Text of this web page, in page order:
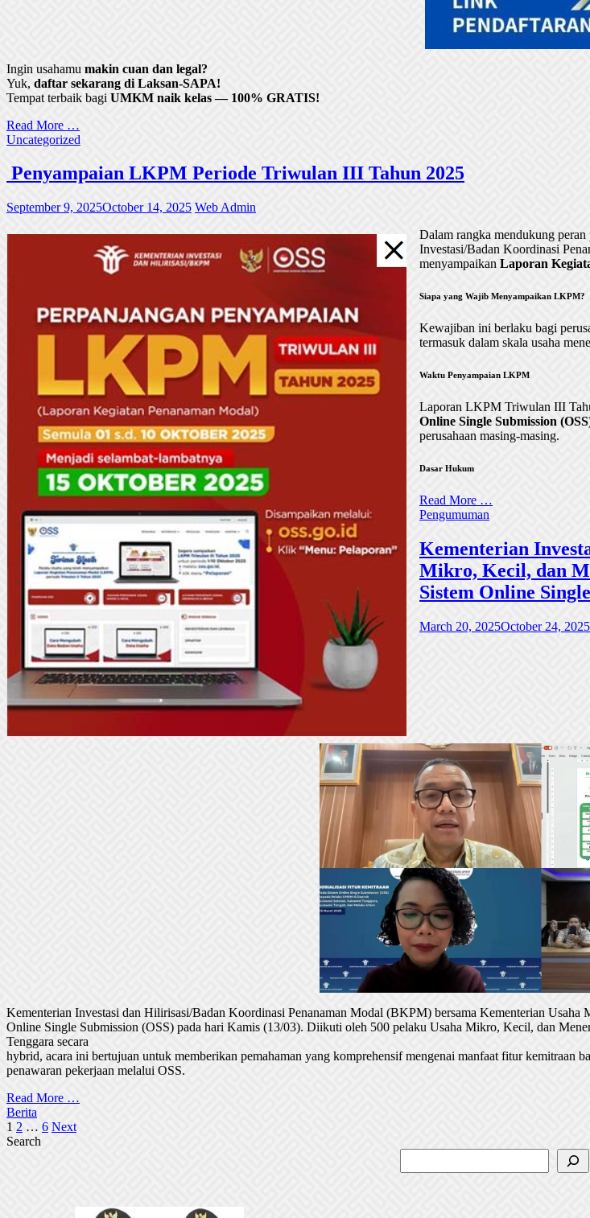
Ingin usahamu makin cuan dan legal?
Yuk, daftar sekarang di Laksan-SAPA!
Tempat terbaik bagi UMKM naik kelas — 100% GRATIS!
Read More …
Uncategorized
Penyampaian LKPM Periode Triwulan III Tahun 2025
September 9, 2025October 14, 2025 Web Admin
Dalam rangka mendukung
Investasi/Badan Koordinasi
menyampaikan Laporan
Siapa yang Wajib Menyampaikan LKPM?
Kewajiban ini berlaku bagi
termasuk dalam skala usaha
Waktu Penyampaian LKPM
Laporan LKPM Triwulan III
Online Single Submission
perusahaan masing-masing.
Dasar Hukum
Read More …
Pengumuman
Kementerian
Mikro, Kecil, dan
Sistem Online
March 20, 2025October 24, 2025
Kementerian Investasi dan Hilirisasi/Badan Koordinasi Penanaman Modal (BKPM) bersama Kementerian
Online Single Submission (OSS) pada hari Kamis (13/03). Diikuti oleh 500 pelaku Usaha Mikro, Kecil, dan
Tenggara secara
hybrid, acara ini bertujuan untuk memberikan pemahaman yang komprehensif mengenai manfaat fitur kemitraan
penawaran pekerjaan melalui OSS.
Read More …
Berita
Posts
pagination
1 2 … 6 Next
Search